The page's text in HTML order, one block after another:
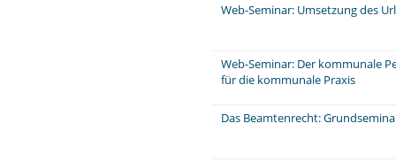
Web-Seminar: Umsetzung des
Web-Seminar: Der kommunale
für die kommunale Praxis
Das Beamtenrecht: